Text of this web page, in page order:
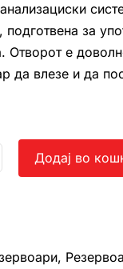
подготвена за
Отворот е
да влезе и да
Додај во
,